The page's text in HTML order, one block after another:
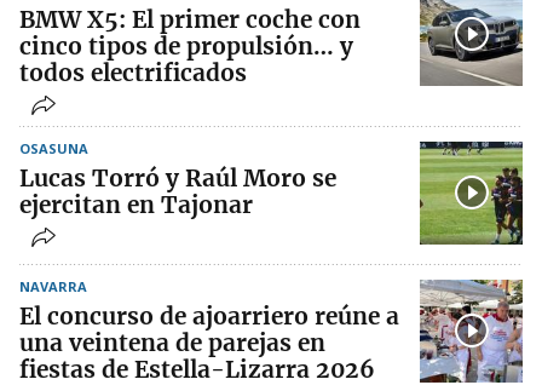
BMW X5: El primer coche con
cinco tipos de propulsión… y
todos electrificados
OSASUNA
Lucas Torró y Raúl Moro se
ejercitan en Tajonar
NAVARRA
El concurso de ajoarriero reúne a
una veintena de parejas en
fiestas de Estella-Lizarra 2026